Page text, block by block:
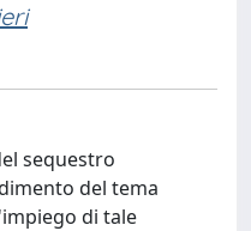
sequestro
del tema
di tale